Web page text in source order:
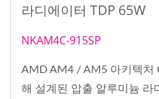
라디에이터 TDP 65W
NKAM4C-915SP
AMD AM4 / AM5 아키텍처
해 설계된 압출 알루미늄 라